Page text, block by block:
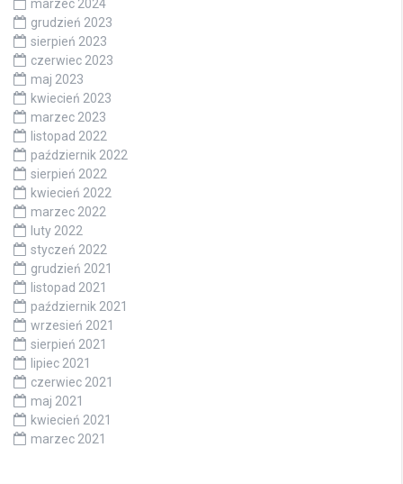
marzec 2024
grudzień 2023
sierpień 2023
czerwiec 2023
maj 2023
kwiecień 2023
marzec 2023
listopad 2022
październik 2022
sierpień 2022
kwiecień 2022
marzec 2022
luty 2022
styczeń 2022
grudzień 2021
listopad 2021
październik 2021
wrzesień 2021
sierpień 2021
lipiec 2021
czerwiec 2021
maj 2021
kwiecień 2021
marzec 2021